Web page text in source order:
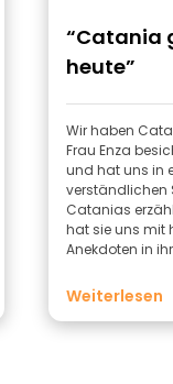
“Catania
heute”
Wir haben
Frau Enza
und hat uns in
verständlichen
Catanias
hat sie uns mit
Anekdoten in
nur empfehlen.
Weiterlesen